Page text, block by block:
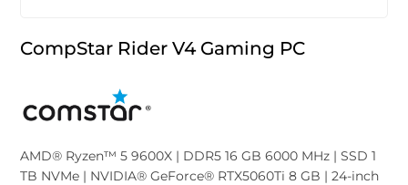
CompStar Rider V4 Gaming PC
AMD® Ryzen™ 5 9600X | DDR5 16 GB 6000 MHz | SSD 1
TB NVMe | NVIDIA® GeForce® RTX5060Ti 8 GB | 24-inch